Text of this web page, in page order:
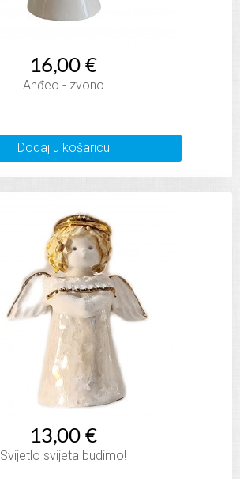
16,00 €
Anđeo - zvono
Dodaj u košaricu
13,00 €
Svijetlo svijeta budimo!